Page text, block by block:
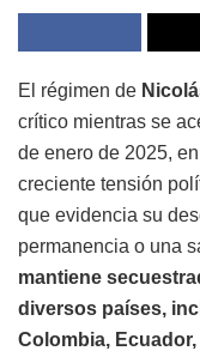
El régimen de
crítico mientras se
de enero de 2025,
creciente tensión
que evidencia su
permanencia o una
mantiene
diversos países,
Colombia,